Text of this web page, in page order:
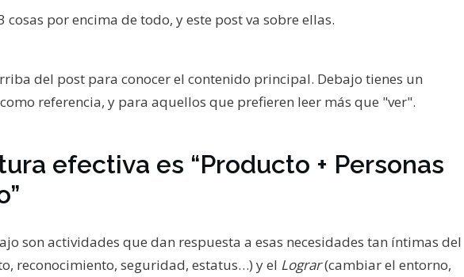
cosas por encima de todo, y este post va sobre ellas.
del post para conocer el contenido principal. Debajo tienes un
referencia, y para aquellos que prefieren leer más que "ver".
efectiva es “Producto + Personas
son actividades que dan respuesta a esas necesidades tan íntimas del
reconocimiento, seguridad, estatus…) y el Lograr(cambiar el entorno,